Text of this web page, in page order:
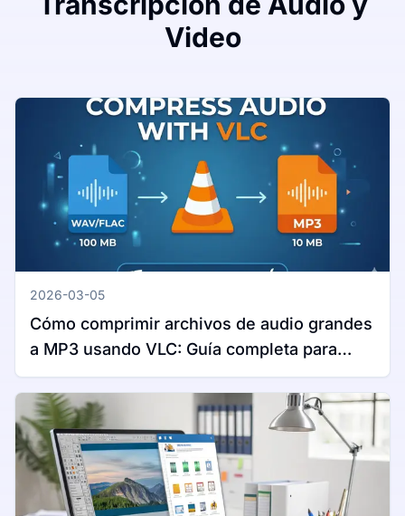
Video
2026-03-05
Cómo comprimir archivos de audio grandes
a MP3 usando VLC: Guía completa para
Windows y Mac